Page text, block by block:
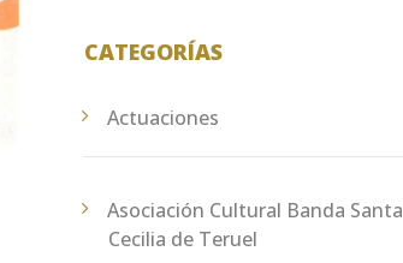
CATEGORÍAS
Actuaciones
Asociación Cultural Banda Santa
Cecilia de Teruel